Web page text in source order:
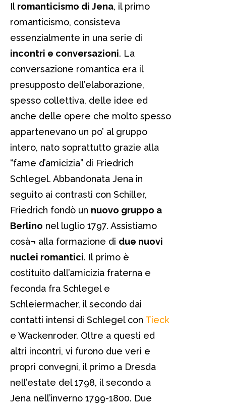
Il romanticismo di Jena, il primo
romanticismo, consisteva
essenzialmente in una serie di
incontri e conversazioni. La
conversazione romantica era il
presupposto dell’elaborazione,
spesso collettiva, delle idee ed
anche delle opere che molto spesso
appartenevano un po’ al gruppo
intero, nato soprattutto grazie alla
“fame d’amicizia” di Friedrich
Schlegel. Abbandonata Jena in
seguito ai contrasti con Schiller,
Friedrich fondò un nuovo gruppo a
Berlino nel luglio 1797. Assistiamo
cosà¬ alla formazione di due nuovi
nuclei romantici. Il primo è
costituito dall’amicizia fraterna e
feconda fra Schlegel e
Schleiermacher, il secondo dai
contatti intensi di Schlegel con Tieck
e Wackenroder. Oltre a questi ed
altri incontri, vi furono due veri e
propri convegni, il primo a Dresda
nell’estate del 1798, il secondo a
Jena nell’inverno 1799-1800. Due